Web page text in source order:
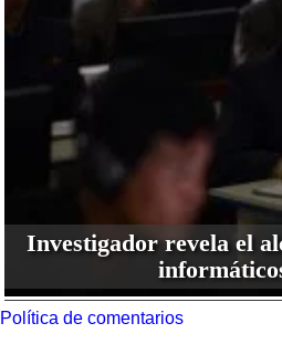
Investigador revela el
Política de comentarios